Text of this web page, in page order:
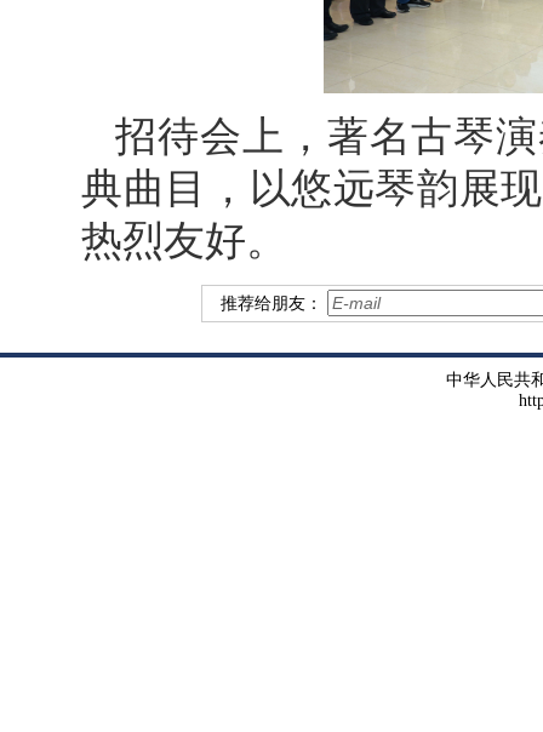
招待会上，著名古琴
典曲目，以悠远琴韵展
热烈友好。
推荐给朋友：
中华人民共